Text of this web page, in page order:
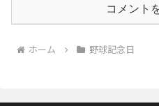
コメント
ホーム 野球記念日